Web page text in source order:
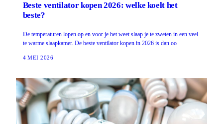
Beste ventilator kopen 2026: welke koelt het
beste?
De temperaturen lopen op en voor je het weet slaap je te zweten in een veel
te warme slaapkamer. De beste ventilator kopen in 2026 is dan oo
4 MEI 2026